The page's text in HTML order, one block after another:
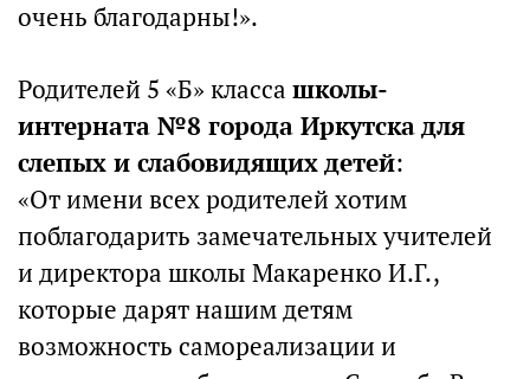
очень благодарны!».
Родителей 5 «Б» класса школы-
интерната №8 города Иркутска для
слепых и слабовидящих детей:
«От имени всех родителей хотим
поблагодарить замечательных учителей
и директора школы Макаренко И.Г.,
которые дарят нашим детям
возможность самореализации и